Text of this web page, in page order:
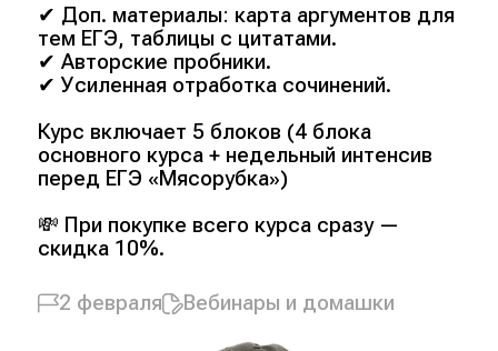
✔ Доп. материалы: карта аргументов для
тем ЕГЭ, таблицы с цитатами.
✔ Авторские пробники.
✔ Усиленная отработка сочинений.
Курс включает 5 блоков (4 блока
основного курса + недельный интенсив
перед ЕГЭ «Мясорубка»)
💸 При покупке всего курса сразу —
скидка 10%.
2 февраля Вебинары и домашки